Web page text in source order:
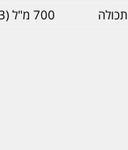
תכולה
700 מ"ל (2.13 ₪ ל-100 מ"ל)